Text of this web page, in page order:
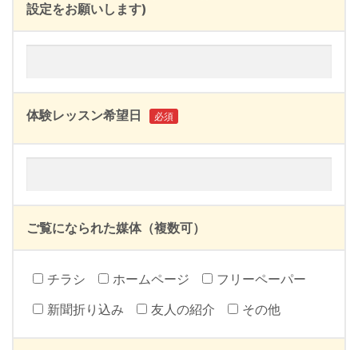
設定をお願いします)
体験レッスン希望日 必須
ご覧になられた媒体（複数可）
チラシ ホームページ
フリーペーパー
新聞折り込み
友人の紹介 その他